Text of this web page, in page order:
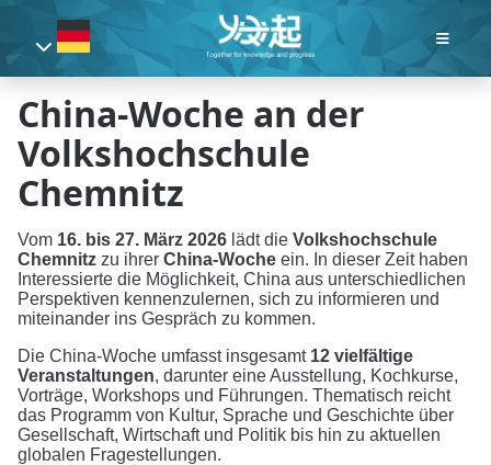
China-Woche an der
Volkshochschule
Chemnitz
Vom 16. bis 27. März 2026 lädt die Volkshochschule
Chemnitz zu ihrer China-Woche ein. In dieser Zeit haben
Interessierte die Möglichkeit, China aus unterschiedlichen
Perspektiven kennenzulernen, sich zu informieren und
miteinander ins Gespräch zu kommen.
Die China-Woche umfasst insgesamt 12 vielfältige
Veranstaltungen, darunter eine Ausstellung, Kochkurse,
Vorträge, Workshops und Führungen. Thematisch reicht
das Programm von Kultur, Sprache und Geschichte über
Gesellschaft, Wirtschaft und Politik bis hin zu aktuellen
globalen Fragestellungen.